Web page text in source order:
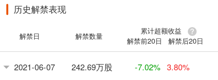
历史解禁表现
解禁日 解禁数量
累计超额收益
解禁前20日
解禁后20日
2021-06-07 242.69万股 -7.02% 3.80%